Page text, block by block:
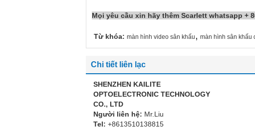
Mọi yêu cầu xin hãy thêm Scarlett whatsapp +
Từ khóa: màn hình video sân khấu , màn hình sân khấu
Chi tiết liên lạc
SHENZHEN KAILITE
OPTOELECTRONIC TECHNOLOGY
CO., LTD
Người liên hệ: Mr.Liu
Tel: +8613510138815